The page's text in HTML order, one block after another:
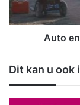
r
i
o
p
m
c
o
o
b
i
Auto
Dit kan u